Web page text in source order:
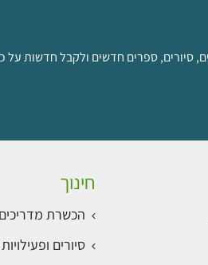
סיורים, ספרים חדשים ולקבל חדשות על
חינוך
הכשרת מדריכים
סיורים